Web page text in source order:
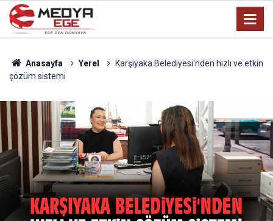
Anasayfa Yerel
Karşıyaka Belediyesi'nden hızlı ve etkin
çözüm sistemi